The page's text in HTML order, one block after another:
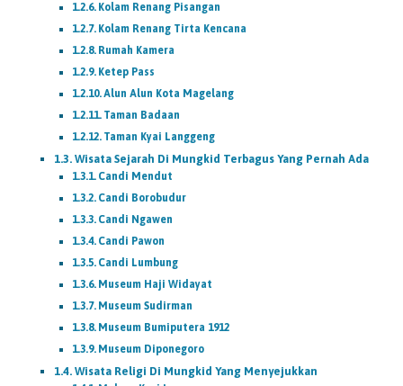
Kolam Renang Pisangan
Kolam Renang Tirta Kencana
Rumah Kamera
Ketep Pass
Alun Alun Kota Magelang
Taman Badaan
Taman Kyai Langgeng
Wisata Sejarah Di Mungkid Terbagus Yang Pernah Ada
Candi Mendut
Candi Borobudur
Candi Ngawen
Candi Pawon
Candi Lumbung
Museum Haji Widayat
Museum Sudirman
Museum Bumiputera 1912
Museum Diponegoro
Wisata Religi Di Mungkid Yang Menyejukkan